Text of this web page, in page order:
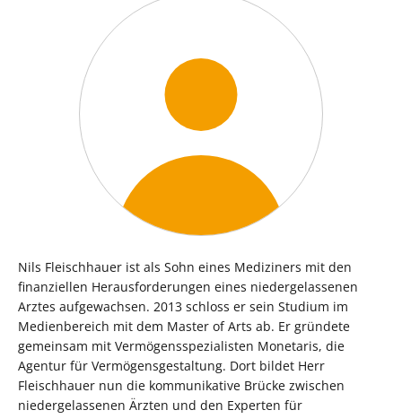
Nils Fleischhauer ist als Sohn eines Mediziners mit den
finanziellen Herausforderungen eines niedergelassenen
Arztes aufgewachsen. 2013 schloss er sein Studium im
Medienbereich mit dem Master of Arts ab. Er gründete
gemeinsam mit Vermögensspezialisten Monetaris, die
Agentur für Vermögensgestaltung. Dort bildet Herr
Fleischhauer nun die kommunikative Brücke zwischen
niedergelassenen Ärzten und den Experten für